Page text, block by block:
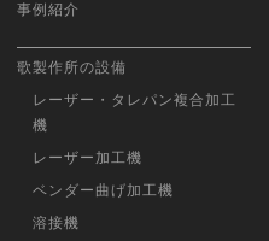
事例紹介
歌製作所の設備
レーザー・タレパン複合加工
機
レーザー加工機
ベンダー曲げ加工機
溶接機